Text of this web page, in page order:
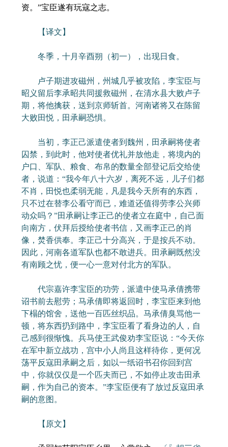
资。”宝臣遂有玩寇之志。
【译文】
冬季，十月辛酉朔（初一），出现日食。
卢子期进攻磁州，州城几乎被攻陷，李宝臣与
昭义留后李承昭共同援救磁州，在清水县大败卢子
期，将他擒获，送到京师斩首。河南诸将又在陈留
大败田悦，田承嗣恐惧。
当初，李正己派遣使者到魏州，田承嗣将使者
囚禁，到此时，他对使者优礼并放他走，将境内的
户口、军队、粮食、布帛的数量全部登记后交给使
者，说道：“我今年八十六岁，离死不远，儿子们都
不肖，田悦也柔弱无能，凡是我今天所有的东西，
只不过在替李公看守而已，难道还值得劳李公兴师
动众吗？”田承嗣让李正己的使者立在庭中，自己面
向南方，伏拜后授给使者书信，又画李正己的肖
像，焚香供奉。李正己十分高兴，于是按兵不动。
因此，河南各道军队也都不敢进兵。田承嗣既然没
有南顾之忧，便一心一意对付北方的军队。
代宗嘉许李宝臣的功劳，派遣中使马承倩携带
诏书前去慰劳；马承倩即将返回时，李宝臣来到他
下榻的馆舍，送他一百匹丝织品。马承倩臭骂他一
顿，将东西扔到路中，李宝臣看了看身边的人，自
己感到很惭愧。兵马使王武俊劝李宝臣说：“今天你
在军中新立战功，宫中小人尚且这样待你，更何况
荡平反寇田承嗣之后，如以一纸诏书召你回到宫
中，你就仅仅是一个匹夫而已，不如停止攻击田承
嗣，作为自己的资本。”李宝臣便有了放过反寇田承
嗣的意图。
【原文】